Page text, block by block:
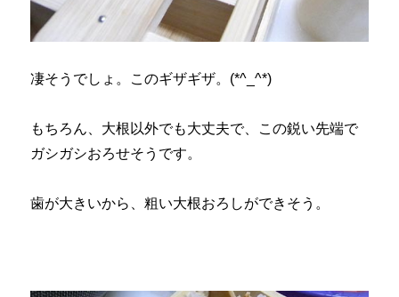
凄そうでしょ。このギザギザ。(*^_^*)
もちろん、大根以外でも大丈夫で、この鋭い先端で
ガシガシおろせそうです。
歯が大きいから、粗い大根おろしができそう。